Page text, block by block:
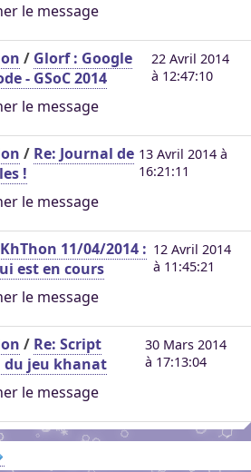
le message
/ Glorf : Google
- GSoC 2014
22 Avril 2014
à 12:47:10
le message
/ Re: Journal de
!
13 Avril 2014 à
16:21:11
le message
11/04/2014 :
est en cours
12 Avril 2014
à 11:45:21
le message
/ Re: Script
jeu khanat
30 Mars 2014
à 17:13:04
le message